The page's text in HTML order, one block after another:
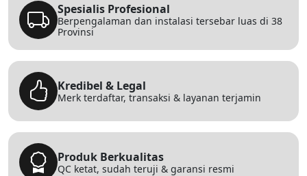
Spesialis Profesional
Berpengalaman dan instalasi tersebar luas di 38
Provinsi
Kredibel & Legal
Merk terdaftar, transaksi & layanan terjamin
Produk Berkualitas
QC ketat, sudah teruji & garansi resmi